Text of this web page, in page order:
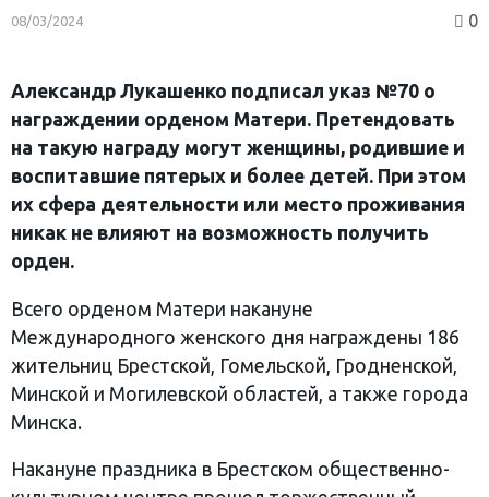
08/03/2024 0
Александр Лукашенко подписал указ №70 о
награждении орденом Матери. Претендовать
на такую награду могут женщины, родившие и
воспитавшие пятерых и более детей. При этом
их сфера деятельности или место проживания
никак не влияют на возможность получить
орден.
Всего орденом Матери накануне
Международного женского дня награждены 186
жительниц Брестской, Гомельской, Гродненской,
Минской и Могилевской областей, а также города
Минска.
Накануне праздника в Брестском общественно-